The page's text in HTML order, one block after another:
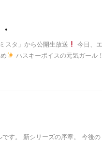
スタ」から公開生放送
今日、エ
ハスキーボイスの元気ガール！
す。 新シリーズの序章。 今後の